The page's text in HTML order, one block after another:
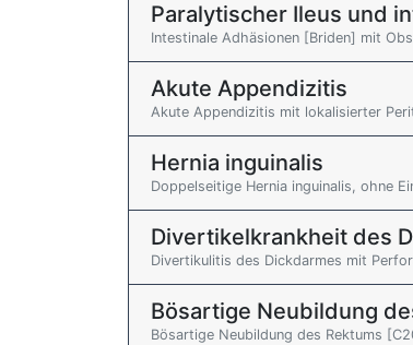
Paralytischer Ileus und
Intestinale Adhäsionen [Briden] mit
Akute Appendizitis
Akute Appendizitis mit lokalisierter
Hernia inguinalis
Doppelseitige Hernia inguinalis, ohne
Divertikelkrankheit des
Divertikulitis des Dickdarmes mit
Bösartige Neubildung
Bösartige Neubildung des Rektums